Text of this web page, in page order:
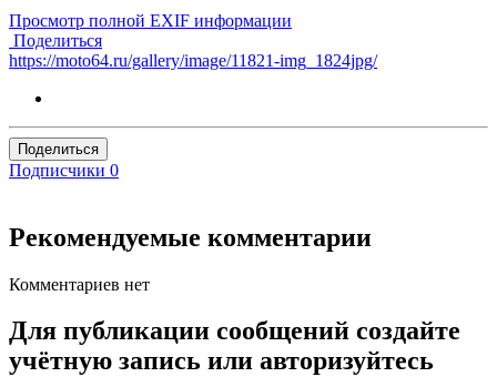
Просмотр полной EXIF информации
Поделиться
https://moto64.ru/gallery/image/11821-img_1824jpg/
Поделиться
Подписчики 0
Рекомендуемые комментарии
Комментариев нет
Для публикации сообщений создайте
учётную запись или авторизуйтесь